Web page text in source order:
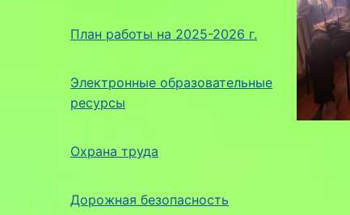
План работы на 2025-2026 г.
Электронные образовательные
ресурсы
Охрана труда
Дорожная безопасность